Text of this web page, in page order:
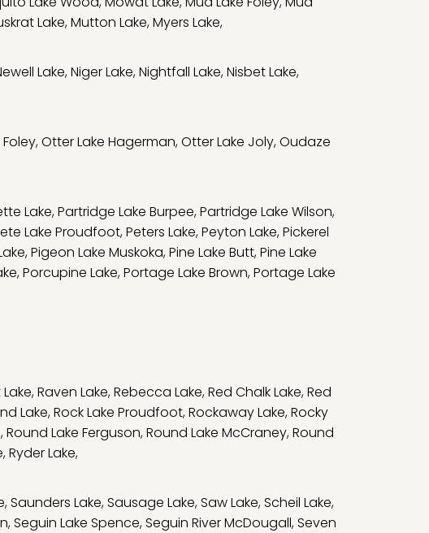
Lake,Mutton Lake,Myers Lake,
Lake,Niger Lake,Nightfall Lake,Nisbet Lake,
,Otter Lake Hagerman,Otter Lake Joly,Oudaze
Lake,Partridge Lake Burpee,Partridge Lake Wilson,
Lake Proudfoot,Peters Lake,Peyton Lake,Pickerel
,Pigeon Lake Muskoka,Pine Lake Butt,Pine Lake
,Porcupine Lake,Portage Lake Brown,Portage Lake
,Raven Lake,Rebecca Lake,Red Chalk Lake,Red
Lake,Rock Lake Proudfoot,Rockaway Lake,Rocky
,Round Lake Ferguson,Round Lake McCraney,Round
,Ryder Lake,
,Saunders Lake,Sausage Lake,Saw Lake,Scheil Lake,
,Seguin Lake Spence,Seguin River McDougall,Seven